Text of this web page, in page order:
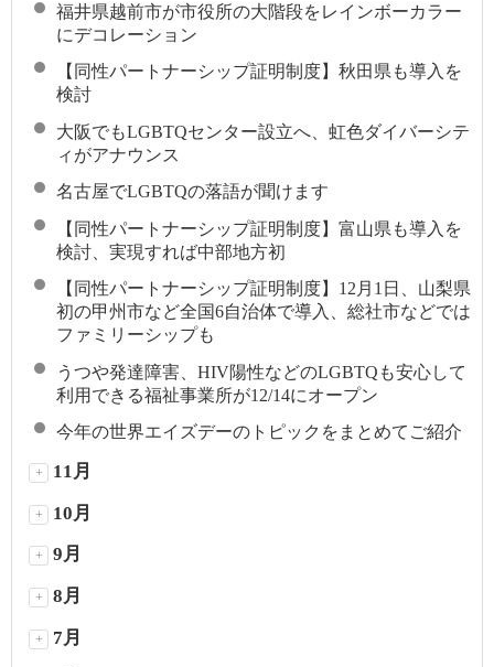
福井県越前市が市役所の大階段をレインボーカラー
にデコレーション
【同性パートナーシップ証明制度】秋田県も導入を
検討
大阪でもLGBTQセンター設立へ、虹色ダイバーシテ
ィがアナウンス
名古屋でLGBTQの落語が聞けます
【同性パートナーシップ証明制度】富山県も導入を
検討、実現すれば中部地方初
【同性パートナーシップ証明制度】12月1日、山梨県
初の甲州市など全国6自治体で導入、総社市などでは
ファミリーシップも
うつや発達障害、HIV陽性などのLGBTQも安心して
利用できる福祉事業所が12/14にオープン
今年の世界エイズデーのトピックをまとめてご紹介
+ 11月
+ 10月
+ 9月
+ 8月
+ 7月